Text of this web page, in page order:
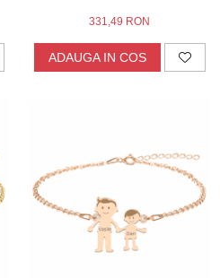
331,49 RON
ADAUGA IN COS